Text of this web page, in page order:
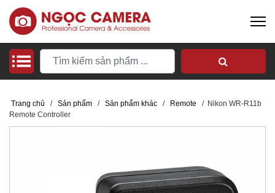
Trang chủ / Sản phẩm / Sản phẩm khác / Remote / Nikon WR-R11b
Remote Controller